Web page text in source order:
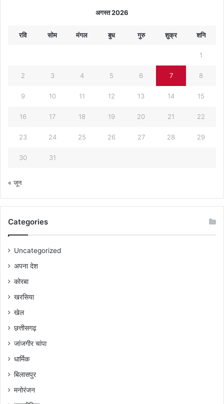
अगस्त 2026
रवि सोम मंगल बुध गुरु शुक्र शनि
1
2 3 4 5 6 7 8
9 10 11 12 13 14 15
16 17 18 19 20 21 22
23 24 25 26 27 28 29
30 31
« जून
Categories
Uncategorized
अपना देश
कोरबा
खरसिया
खेल
छत्तीसगढ़
जांजगीर चांपा
धार्मिक
बिलासपुर
मनोरंजन